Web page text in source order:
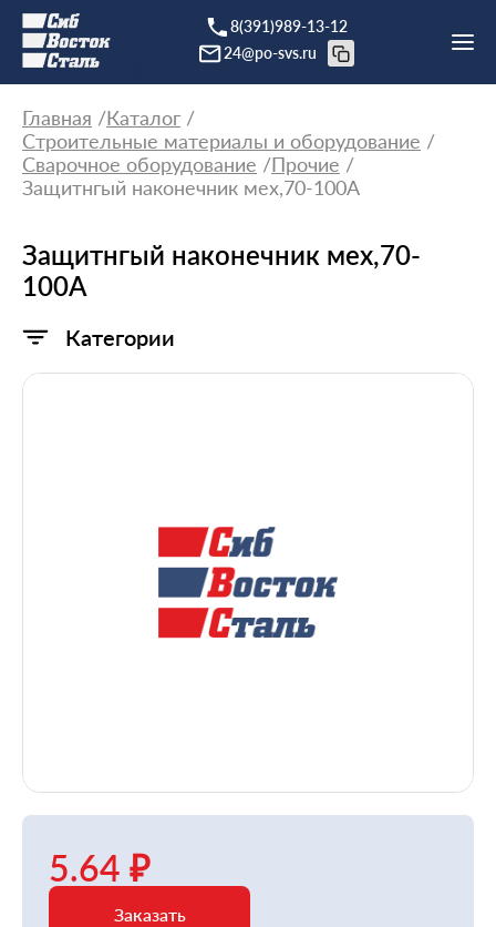
8(391)989-13-12
24@po-svs.ru
Главная
Каталог
Строительные материалы и оборудование
Сварочное оборудование
Прочие
Защитнгый наконечник мех,70-100A
Защитнгый наконечник мех,70-
100A
Категории
5.64 ₽
Заказать